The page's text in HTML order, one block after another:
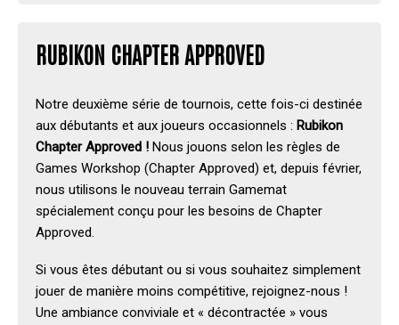
RUBIKON CHAPTER APPROVED
Notre deuxième série de tournois, cette fois-ci destinée
aux débutants et aux joueurs occasionnels : Rubikon
Chapter Approved ! Nous jouons selon les règles de
Games Workshop (Chapter Approved) et, depuis février,
nous utilisons le nouveau terrain Gamemat
spécialement conçu pour les besoins de Chapter
Approved.
Si vous êtes débutant ou si vous souhaitez simplement
jouer de manière moins compétitive, rejoignez-nous !
Une ambiance conviviale et « décontractée » vous